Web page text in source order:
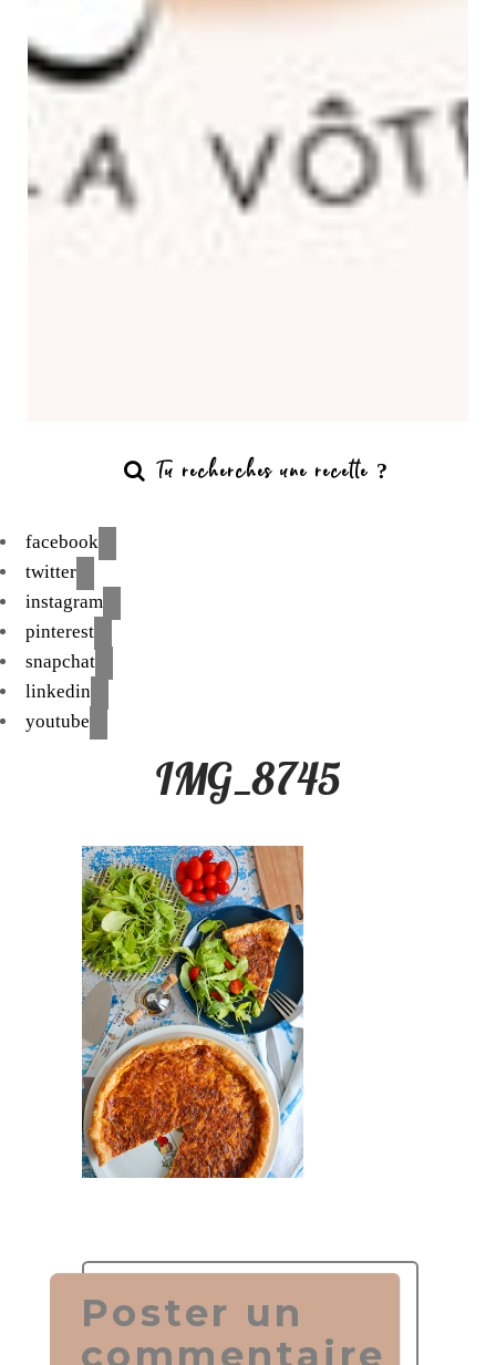
facebook
twitter
instagram
pinterest
snapchat
linkedin
youtube
IMG_8745
Poster un
commentaire